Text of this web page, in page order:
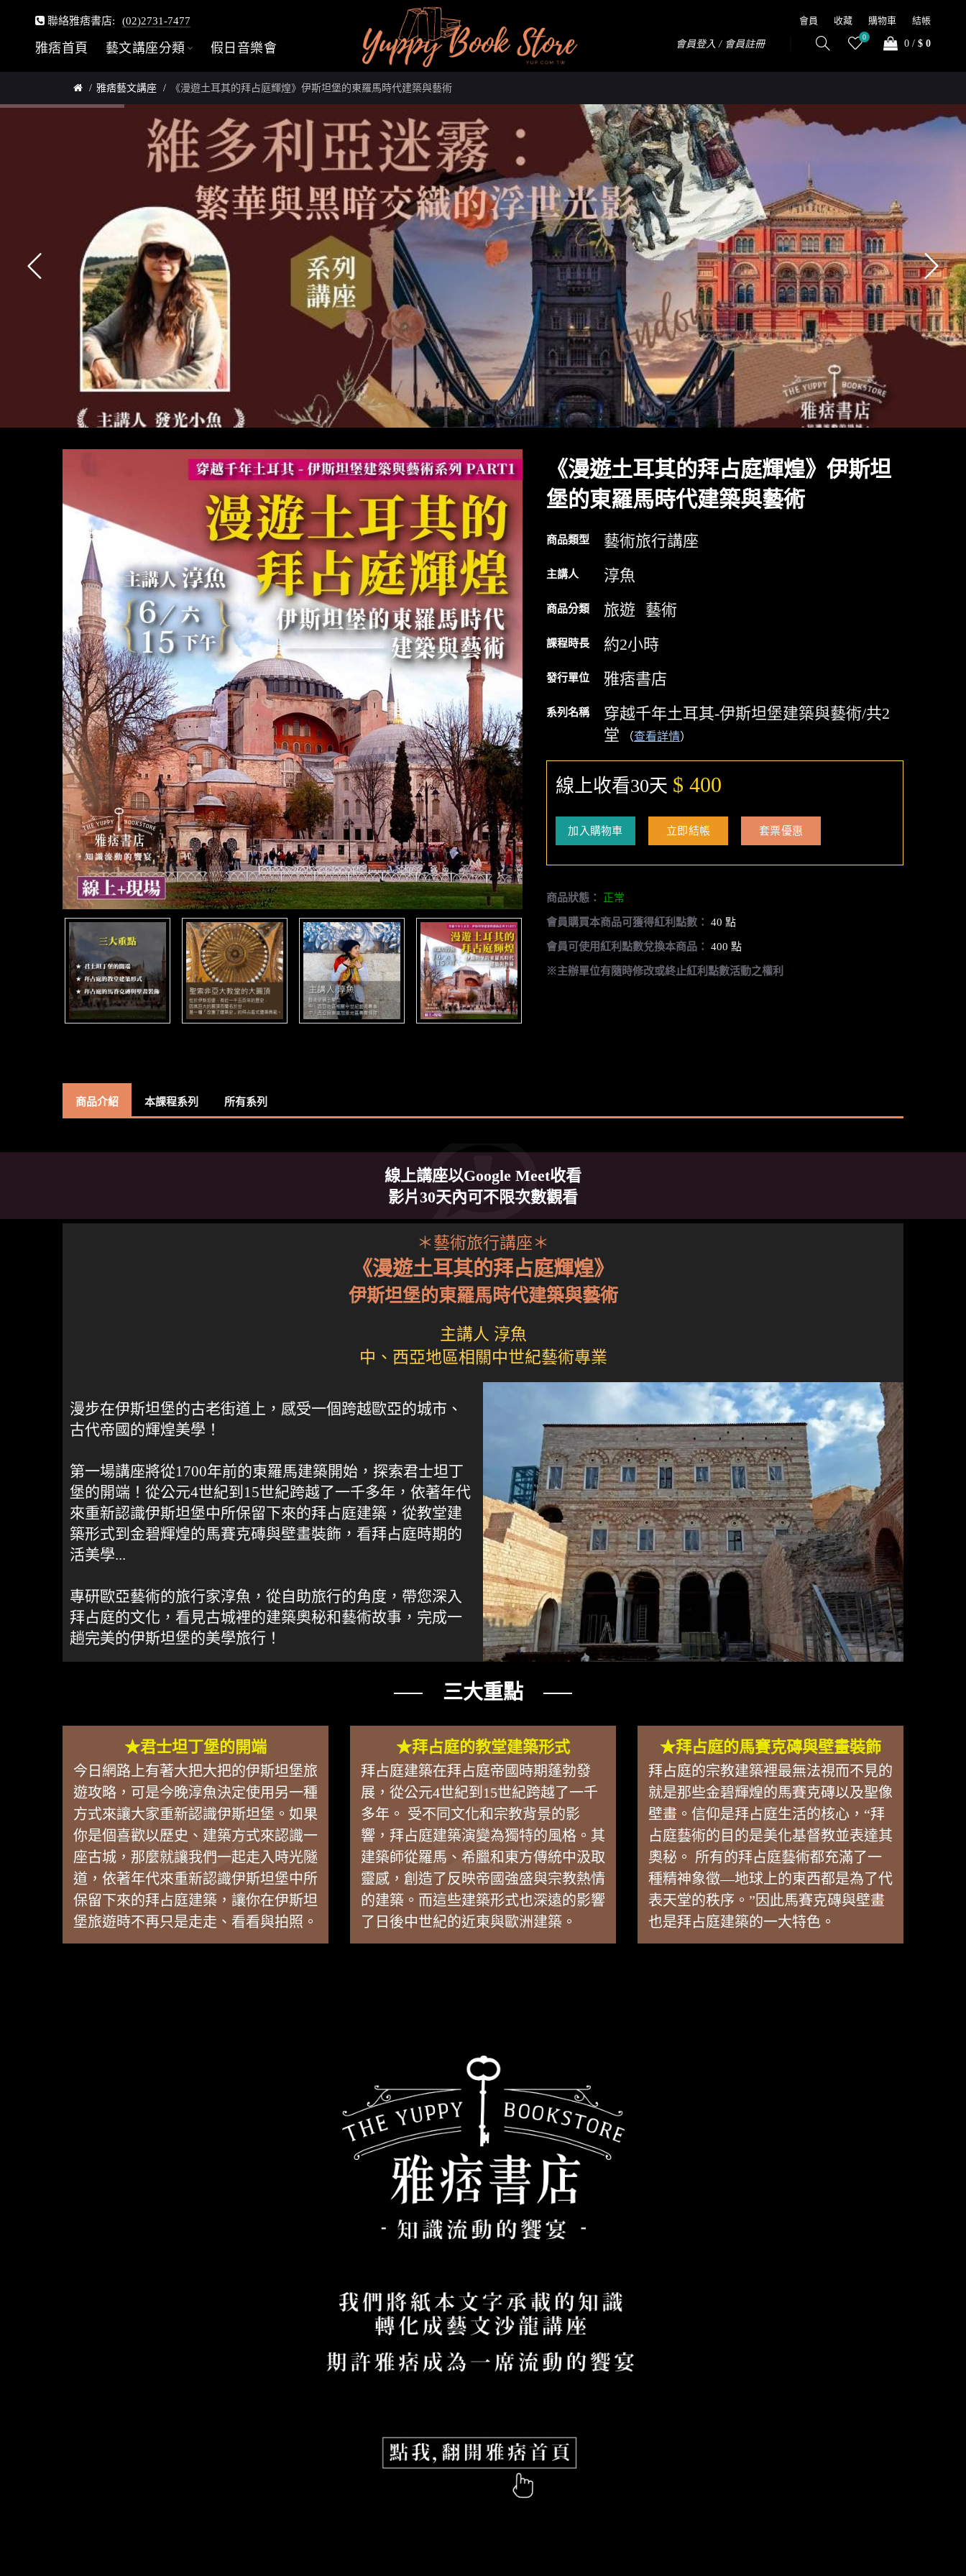
聯絡雅痞書店: (02)2731-7477
雅痞首頁 藝文講座分類 假日音樂會
會員 收藏 購物車 結帳
會員登入 / 會員註冊
0
0 / $ 0
雅痞藝文講座 《漫遊土耳其的拜占庭輝煌》伊斯坦堡的東羅馬時代建築與藝術
《漫遊土耳其的拜占庭輝煌》伊斯坦
堡的東羅馬時代建築與藝術
商品類型 藝術旅行講座
主講人 淳魚
商品分類 旅遊 藝術
課程時長 約2小時
發行單位 雅痞書店
系列名稱
穿越千年土耳其-伊斯坦堡建築與藝術/共2
堂
（查看詳情）
線上收看30天 $ 400
加入購物車 立即結帳 套票優惠
商品狀態： 正常
會員購買本商品可獲得紅利點數： 40 點
會員可使用紅利點數兌換本商品： 400 點
※主辦單位有隨時修改或終止紅利點數活動之權利
商品介紹 本課程系列 所有系列
線上講座以Google Meet收看
影片30天內可不限次數觀看
＊藝術旅行講座＊
《漫遊土耳其的拜占庭輝煌》
伊斯坦堡的東羅馬時代建築與藝術
主講人 淳魚
中、西亞地區相關中世紀藝術專業
漫步在伊斯坦堡的古老街道上，感受一個跨越歐亞的城市、
古代帝國的輝煌美學！
第一場講座將從1700年前的東羅馬建築開始，探索君士坦丁
堡的開端！從公元4世紀到15世紀跨越了一千多年，依著年代
來重新認識伊斯坦堡中所保留下來的拜占庭建築，從教堂建
築形式到金碧輝煌的馬賽克磚與壁畫裝飾，看拜占庭時期的
活美學...
專研歐亞藝術的旅行家淳魚，從自助旅行的角度，帶您深入
拜占庭的文化，看見古城裡的建築奧秘和藝術故事，完成一
趟完美的伊斯坦堡的美學旅行！
── 三大重點 ──
★君士坦丁堡的開端
今日網路上有著大把大把的伊斯坦堡旅
遊攻略，可是今晚淳魚決定使用另一種
方式來讓大家重新認識伊斯坦堡。如果
你是個喜歡以歷史、建築方式來認識一
座古城，那麼就讓我們一起走入時光隧
道，依著年代來重新認識伊斯坦堡中所
保留下來的拜占庭建築，讓你在伊斯坦
堡旅遊時不再只是走走、看看與拍照。
★拜占庭的教堂建築形式
拜占庭建築在拜占庭帝國時期蓬勃發
展，從公元4世紀到15世紀跨越了一千
多年。 受不同文化和宗教背景的影
響，拜占庭建築演變為獨特的風格。其
建築師從羅馬、希臘和東方傳統中汲取
靈感，創造了反映帝國強盛與宗教熱情
的建築。而這些建築形式也深遠的影響
了日後中世紀的近東與歐洲建築。
★拜占庭的馬賽克磚與壁畫裝飾
拜占庭的宗教建築裡最無法視而不見的
就是那些金碧輝煌的馬賽克磚以及聖像
壁畫。信仰是拜占庭生活的核心，“拜
占庭藝術的目的是美化基督教並表達其
奧秘。 所有的拜占庭藝術都充滿了一
種精神象徵—地球上的東西都是為了代
表天堂的秩序。”因此馬賽克磚與壁畫
也是拜占庭建築的一大特色。